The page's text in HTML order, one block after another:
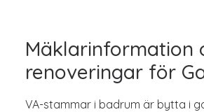
Mäklarinformation
renoveringar för
VA-stammar i badrum är bytta i